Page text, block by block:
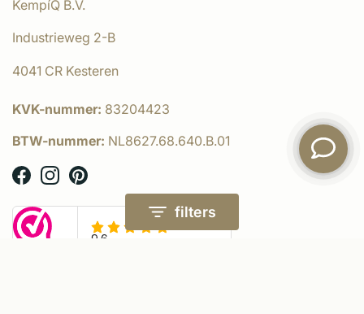
filters
KempíQ B.V.
Industrieweg 2-B
4041 CR Kesteren
KVK-nummer: 83204423
BTW-nummer: NL8627.68.640.B.01